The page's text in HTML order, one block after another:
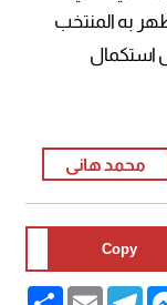
به المنتخب
استكمال
محمد هانى
Copy
Share Email
Telegram